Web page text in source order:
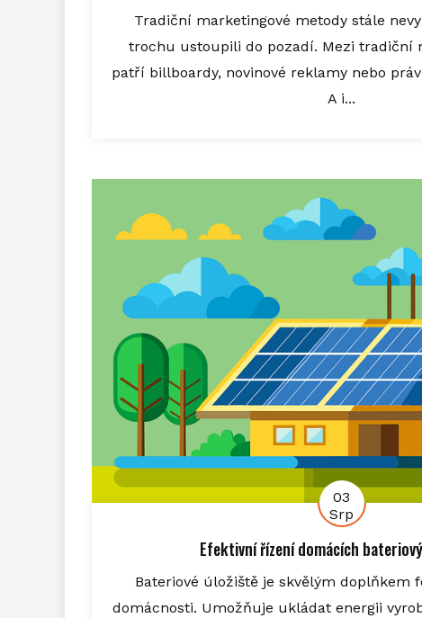
Tradiční marketingové metody stále
trochu ustoupili do pozadí. Mezi tradiční
patří billboardy, novinové reklamy nebo
A i...
03
Srp
Efektivní řízení domácích
Bateriové úložiště je skvělým doplňkem
domácnosti. Umožňuje ukládat energii